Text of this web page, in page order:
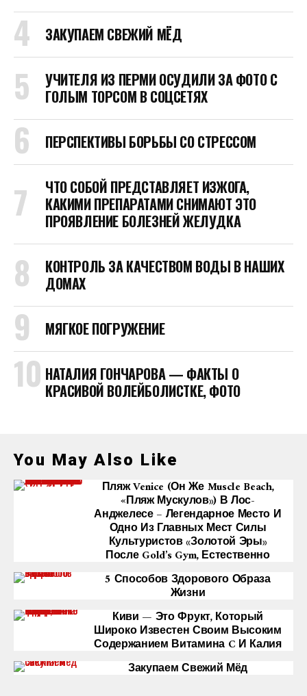
ЗАКУПАЕМ СВЕЖИЙ МЁД
УЧИТЕЛЯ ИЗ ПЕРМИ ОСУДИЛИ ЗА ФОТО С
ГОЛЫМ ТОРСОМ В СОЦСЕТЯХ
ПЕРСПЕКТИВЫ БОРЬБЫ СО СТРЕССОМ
ЧТО СОБОЙ ПРЕДСТАВЛЯЕТ ИЗЖОГА,
КАКИМИ ПРЕПАРАТАМИ СНИМАЮТ ЭТО
ПРОЯВЛЕНИЕ БОЛЕЗНЕЙ ЖЕЛУДКА
КОНТРОЛЬ ЗА КАЧЕСТВОМ ВОДЫ В НАШИХ
ДОМАХ
МЯГКОЕ ПОГРУЖЕНИЕ
НАТАЛИЯ ГОНЧАРОВА — ФАКТЫ О
КРАСИВОЙ ВОЛЕЙБОЛИСТКЕ, ФОТО
You May Also Like
Пляж Venice (он Же Muscle Beach,
«Пляж Мускулов») В Лос-
Анджелесе – Легендарное Место И
Одно Из Главных Мест Силы
Культуристов «Золотой Эры»
После Gold’s Gym, Естественно
5 Способов Здорового Образа
Жизни
Киви — Это Фрукт, Который
Широко Известен Своим Высоким
Содержанием Витамина C И Калия
Закупаем Свежий Мёд